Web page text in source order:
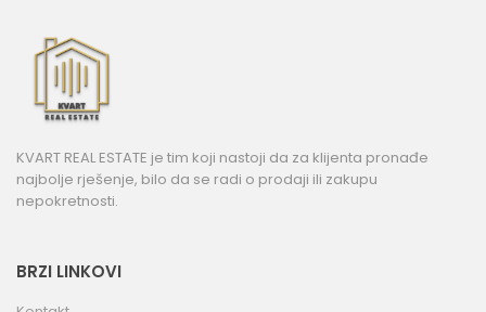
KVART REAL ESTATE je tim koji nastoji da za klijenta pronađe
najbolje rješenje, bilo da se radi o prodaji ili zakupu
nepokretnosti.
BRZI LINKOVI